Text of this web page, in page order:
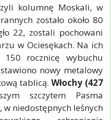
kolumnę Moskali, w
zostało około 80
22, zostali pochowani
w Ociesękach. Na ich
rocznicę wybuchu
nowy metalowy
tablicą.Włochy (427
szczytem Pasma
w niedostępnych leśnych